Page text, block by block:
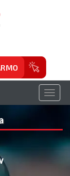
Toggle